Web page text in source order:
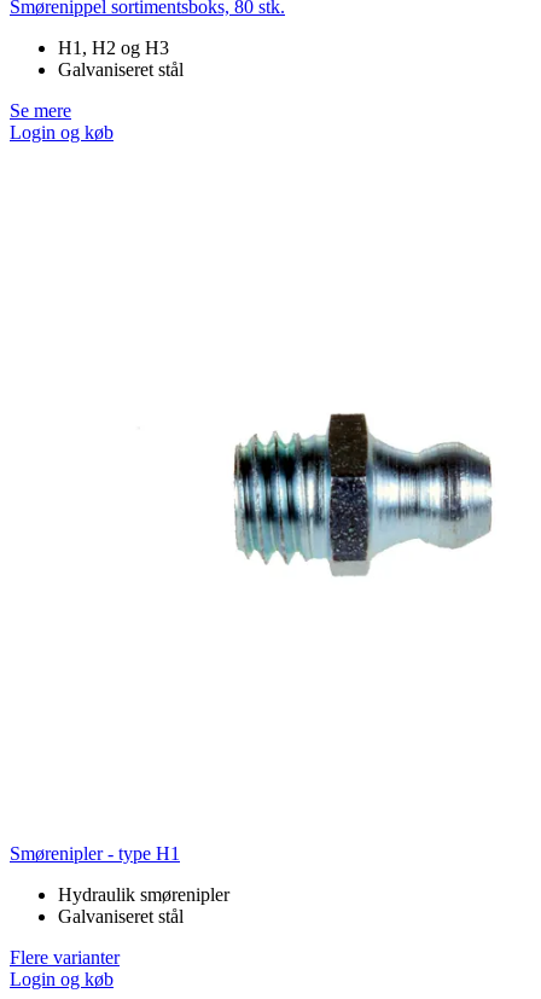
Smørenippel sortimentsboks, 80 stk.
H1, H2 og H3
Galvaniseret stål
Se mere
Login og køb
Smørenipler - type H1
Hydraulik smørenipler
Galvaniseret stål
Flere varianter
Login og køb